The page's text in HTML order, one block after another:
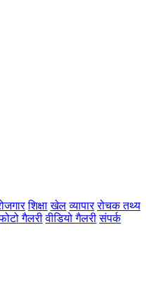
शिक्षा खेल व्यापार रोचक तथ्य
गैलरी वीडियो गैलरी संपर्क